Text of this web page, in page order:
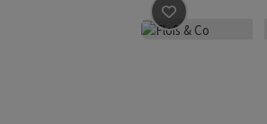
Beitrag merken